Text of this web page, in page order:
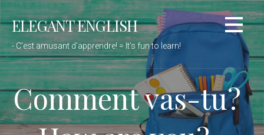
Passer
au
contenu
ELEGANT ENGLISH
- C'est amusant d'apprendre! = It’s fun to learn!
Comment vas-tu?